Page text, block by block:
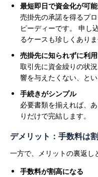
最短即日で資金化が可能
売掛先の承諾を得るプ
ピーディーです。 申し
るケースも珍しくありま
売掛先に知られずに利
取引先に資金繰りの状
響を与えたくない、とい
手続きがシンプル
必要書類を揃えれば、
りだけで完結します。
デメリット：手数料は
一方で、メリットの裏返し
手数料が割高になる